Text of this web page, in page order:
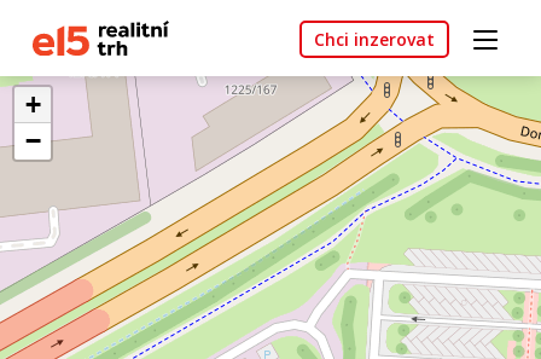
Chci inzerovat
+
−